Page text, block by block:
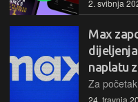
2. svibnja
Max
naplatu
24. travnja